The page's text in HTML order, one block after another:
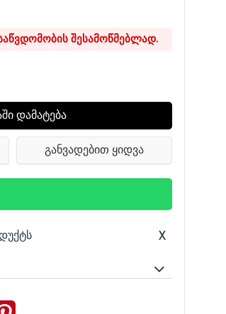
შესამოწმებლად.
დამატება
განვადებით ყიდვა
X